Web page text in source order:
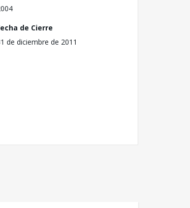
de Cierre
de diciembre de 2011